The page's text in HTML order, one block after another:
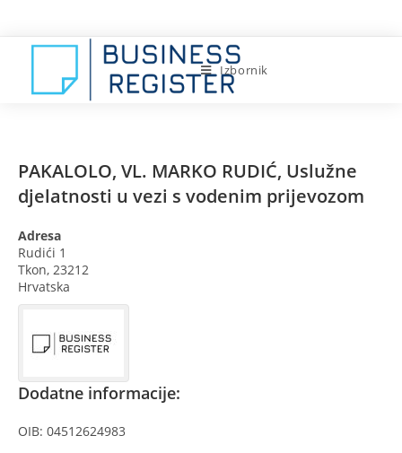
na
Izbornik
PAKALOLO, VL. MARKO RUDIĆ, Uslužne
djelatnosti u vezi s vodenim prijevozom
Adresa
Rudići 1
Tkon, 23212
Hrvatska
Dodatne informacije:
OIB: 04512624983